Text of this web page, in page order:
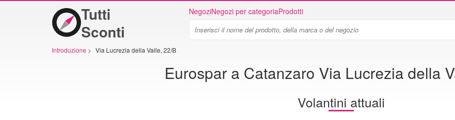
Tutti
Sconti
NegoziNegozi per categoriaProdotti
Introduzione > Via Lucrezia della Valle, 22/B
Eurospar a Catanzaro Via Lucrezia della
Volantini attuali